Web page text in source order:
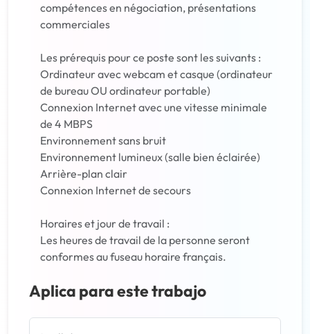
compétences en négociation, présentations
commerciales
Les prérequis pour ce poste sont les suivants :
Ordinateur avec webcam et casque (ordinateur
de bureau OU ordinateur portable)
Connexion Internet avec une vitesse minimale
de 4 MBPS
Environnement sans bruit
Environnement lumineux (salle bien éclairée)
Arrière-plan clair
Connexion Internet de secours
Horaires et jour de travail :
Les heures de travail de la personne seront
conformes au fuseau horaire français.
Aplica para este trabajo